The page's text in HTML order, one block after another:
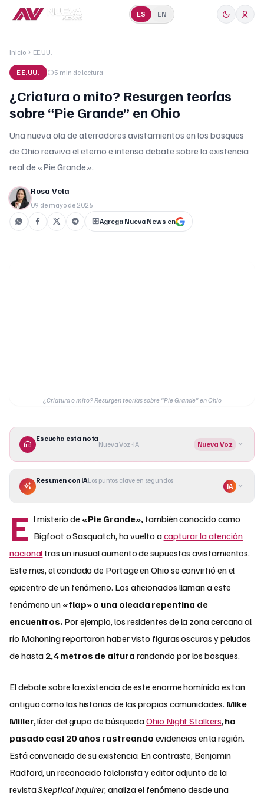
ES EN
Inicio EE.UU.
EE.UU. 5 min de lectura
¿Criatura o mito? Resurgen teorías
sobre “Pie Grande” en Ohio
Una nueva ola de aterradores avistamientos en los bosques
de Ohio reaviva el eterno e intenso debate sobre la existencia
real de «Pie Grande».
Rosa Vela
09 de mayo de 2026
Agrega Nueva News en
¿Criatura o mito? Resurgen teorías sobre “Pie Grande” en Ohio
Escucha esta nota
Nueva Voz · IA Nueva Voz
Resumen con IALos puntos clave en segundos
IA
E l misterio de «Pie Grande», también conocido como
Bigfoot o Sasquatch, ha vuelto acapturar la atención
nacional tras un inusual aumento de supuestos avistamientos.
Este mes, el condado de Portage en Ohio se convirtió en el
epicentro de un fenómeno. Los aficionados llaman a este
fenómeno un «flap» o una oleada repentina de
encuentros. Por ejemplo, los residentes de la zona cercana al
río Mahoning reportaron haber visto figuras oscuras y peludas
de hasta 2,4 metros de altura rondando por los bosques.
El debate sobre la existencia de este enorme homínido es tan
antiguo como las historias de las propias comunidades. Mike
Miller,líder del grupo de búsquedaOhio Night Stalkers, ha
pasado casi 20 años rastreando evidencias en la región.
Está convencido de su existencia. En contraste, Benjamin
Radford, un reconocido folclorista y editor adjunto de la
revistaSkeptical Inquirer, analiza el fenómeno desde una